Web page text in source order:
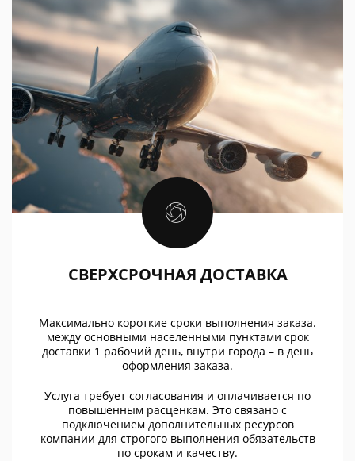
СВЕРХСРОЧНАЯ ДОСТАВКА
Максимально короткие сроки выполнения заказа.
между основными населенными пунктами срок
доставки 1 рабочий день, внутри города – в день
оформления заказа.
Услуга требует согласования и оплачивается по
повышенным расценкам. Это связано с
подключением дополнительных ресурсов
компании для строгого выполнения обязательств
по срокам и качеству.